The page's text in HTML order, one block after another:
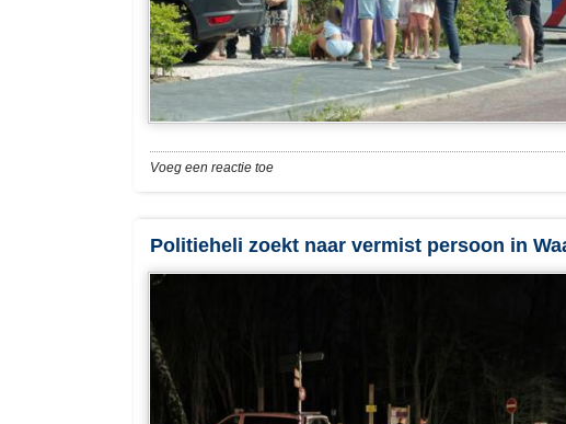
Voeg een reactie toe
Politieheli zoekt naar vermist persoon in